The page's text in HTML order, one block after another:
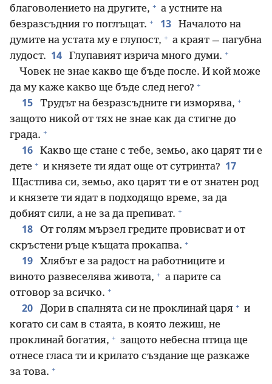
благоволението на другите, + а устните на
безразсъдния го поглъщат. + 13
Началото на
думите на устата му е глупост, + а краят — пагубна
лудост. 14 Глупавият изрича много думи. +
Човек не знае какво ще бъде после. И кой може
да му каже какво ще бъде след него? +
15 Трудът на безразсъдните ги изморява, +
защото никой от тях не знае как да стигне до
града. +
16
Какво ще стане с тебе, земьо, ако царят ти е
дете + и князете ти ядат още от сутринта? 17
Щастлива си, земьо, ако царят ти е от знатен род
и князете ти ядат в подходящо време, за да
добият сили, а не за да препиват. +
18
От голям мързел гредите провисват и от
скръстени ръце къщата прокапва. +
19
Хлябът е за радост на работниците и
виното развеселява живота, + а парите са
отговор за всичко. +
20 Дори в спалнята си не проклинай царя + и
когато си сам в стаята, в която лежиш, не
проклинай богатия, + защото небесна птица ще
отнесе гласа ти и крилато създание ще разкаже
за това. +